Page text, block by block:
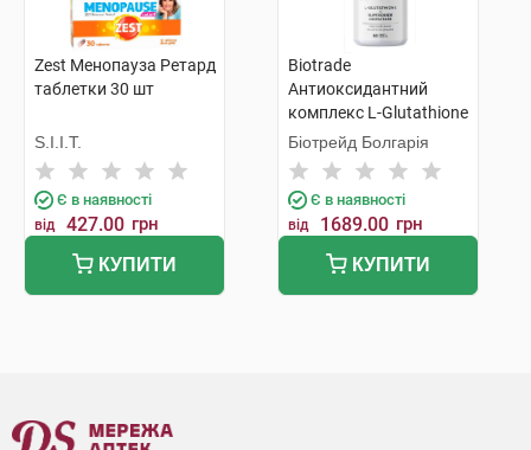
Zest Менопауза Ретард
таблетки 30 шт
S.I.I.T.
Є в наявності
від 427.00 грн
КУПИТИ
Biotrade
Антиоксидантний
комплекс L-Glutathione
+ Superoxide Dismutase
для омолодження та
проти пігментації 60 шт
Біотрейд Болгарія
Є в наявності
від 1689.00 грн
КУПИТИ